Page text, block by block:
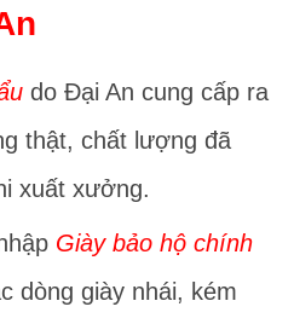
do Đại An cung cấp ra
thật, chất lượng đã
xuất xưởng.
Giày bảo hộ chính
dòng giày nhái, kém